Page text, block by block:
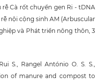
rễ Cà rốt chuyển gen Ri - tDNA
nội cộng sinh AM (Arbuscular
và Phát triển nông thôn, 3
S., Rangel António O. S. S.,
of manure and compost to